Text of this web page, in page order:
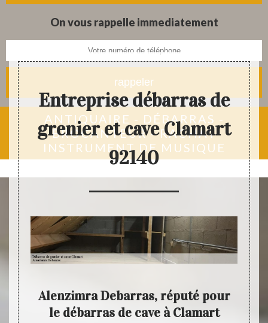
On vous rappelle immediatement
ANTIQUAIRE - DÉBARRAS -
BROCANTEUR - RACHAT
INSTRUMENT DE MUSIQUE
Entreprise débarras de
grenier et cave Clamart
92140
Alenzimra Debarras, réputé pour
le débarras de cave à Clamart